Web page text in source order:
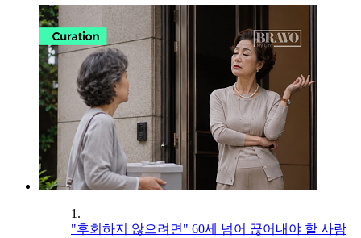
1.
"후회하지 않으려면" 60세 넘어 끊어내야 할 사람